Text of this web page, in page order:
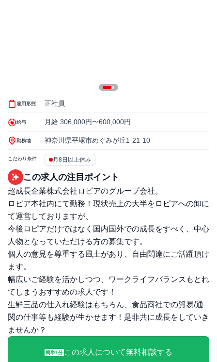
雇用形態 正社員
給与 月給 306,000円〜600,000円
勤務地 神奈川県平塚市めぐみが丘1-21-10
こだわり条件 月8日以上休み
この求人の注目ポイント
超成長企業株式会社ロピアのグループ会社。
ロピア本社内にて勤務！現状売上の大半をロピアへの卸に
て運営しておりますが、
今後ロピアだけではなく国内国外での成長をすべく、中心
人物となっていただける方の募集です。
個人の意見を尊重する風土があり、自由闊達にご活躍頂け
ます。
幅広いご経験を活かしつつ、ワークライフバランスもとれ
てしまうおすすめの求人です！
生鮮三品の仕入れ経験はもちろん、食品商社での貿易/通
関の仕事等も経験が生かせます！是非共に成長をしていき
ませんか？
簡単1分 この求人について無料相談する